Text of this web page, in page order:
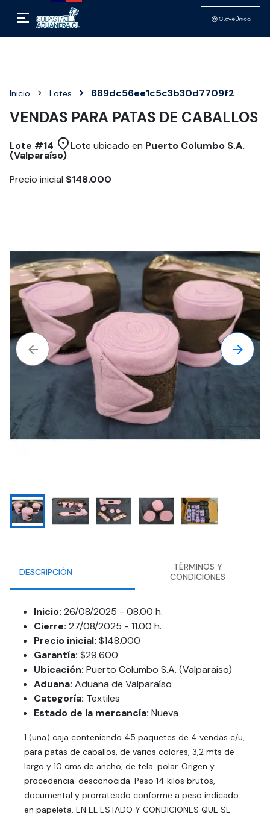
Inicio Lotes 689dc56ee1c5c3b30d7709f2
VENDAS PARA PATAS DE CABALLOS
Lote #14 Lote ubicado en Puerto Columbo S.A.
(Valparaíso)
Precio inicial $148.000
DESCRIPCIÓN
TÉRMINOS Y
CONDICIONES
Inicio: 26/08/2025 - 08.00 h.
Cierre: 27/08/2025 - 11.00 h.
Precio inicial: $148.000
Garantía: $29.600
Ubicación: Puerto Columbo S.A. (Valparaíso)
Aduana: Aduana de Valparaíso
Categoría: Textiles
Estado de la mercancía: Nueva
1 (una) caja conteniendo 45 paquetes de 4 vendas c/u,
para patas de caballos, de varios colores, 3,2 mts de
largo y 10 cms de ancho, de tela: polar. Origen y
procedencia: desconocida. Peso 14 kilos brutos,
documental y prorrateado conforme a peso indicado
en papeleta. EN EL ESTADO Y CONDICIONES QUE SE